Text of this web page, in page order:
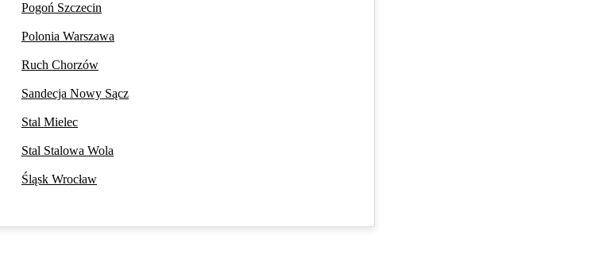
Pogoń Szczecin
Polonia Warszawa
Ruch Chorzów
Sandecja Nowy Sącz
Stal Mielec
Stal Stalowa Wola
Śląsk Wrocław